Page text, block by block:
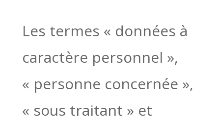
Les termes « données à
caractère personnel »,
« personne concernée »,
« sous traitant » et